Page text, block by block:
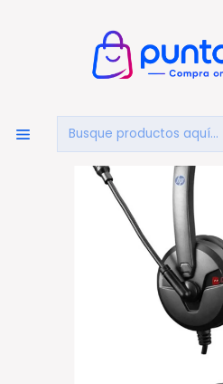
COMPUTACIÓN
Audífonos Con